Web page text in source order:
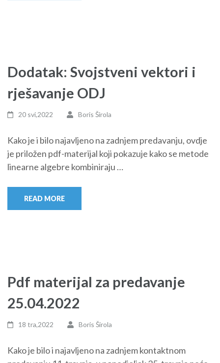
Dodatak: Svojstveni vektori i
rješavanje ODJ
20 svi,2022 Boris Širola
Kako je i bilo najavljeno na zadnjem predavanju, ovdje
je priložen pdf-materijal koji pokazuje kako se metode
linearne algebre kombiniraju …
READ MORE
Pdf materijal za predavanje
25.04.2022
18 tra,2022 Boris Širola
Kako je bilo i najavljeno na zadnjem kontaktnom